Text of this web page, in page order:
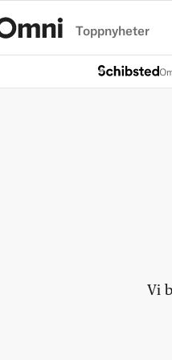
Toppnyheter
Vi